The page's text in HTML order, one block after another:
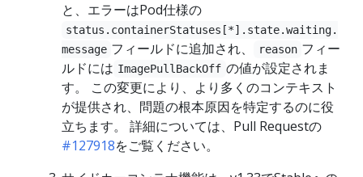
と、エラーはPod仕様の
status.containerStatuses[*].state.waiting.
message フィールドに追加され、 reason フィー
ルドには ImagePullBackOff の値が設定されま
す。 この変更により、より多くのコンテキスト
が提供され、問題の根本原因を特定するのに役
立ちます。 詳細については、Pull Requestの
#127918をご覧ください。